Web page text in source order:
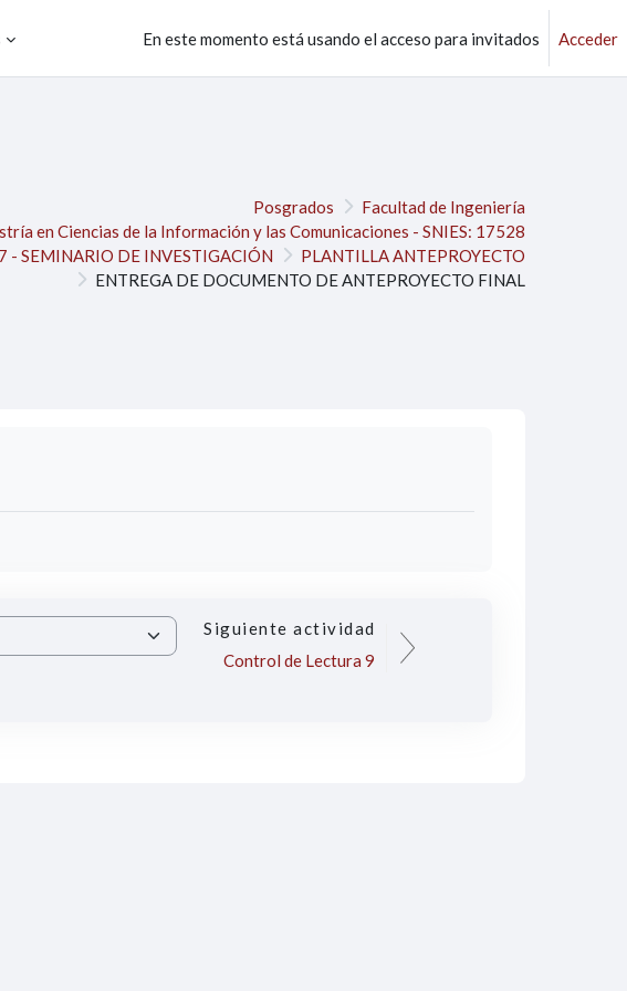
En este momento está usando el acceso para invitados Acceder
Posgrados
Facultad de Ingeniería
en Ciencias de la Información y las Comunicaciones - SNIES: 17528
- SEMINARIO DE INVESTIGACIÓN
PLANTILLA ANTEPROYECTO
ENTREGA DE DOCUMENTO DE ANTEPROYECTO FINAL
Siguiente actividad
Control de Lectura 9